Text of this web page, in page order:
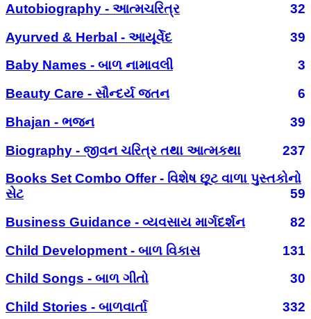
Autobiography - આત્મચરિત્ર
32
Ayurved & Herbal - આયૂર્વેદ
39
Baby Names - બાળ નામાવલી
3
Beauty Care - સૌન્દર્ય જતન
6
Bhajan - ભજન
39
Biography - જીવન ચરિત્ર તથા આત્મકથા
237
Books Set Combo Offer - વિશેષ છૂટ વાળા પુસ્તકોનો
સેટ
59
Business Guidance - વ્યવસાય માર્ગદર્શન
82
Child Development - બાળ વિકાસ
131
Child Songs - બાળ ગીતો
30
Child Stories - બાળવાર્તા
332